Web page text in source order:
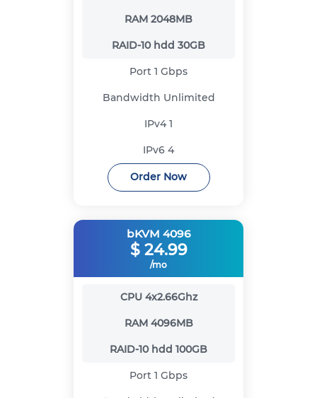
RAM 2048MB
RAID-10 hdd 30GB
Port 1 Gbps
Bandwidth Unlimited
IPv41
IPv6 4
Order Now
bKVM 4096
$ 24.99
/mo
CPU 4x2.66Ghz
RAM 4096MB
RAID-10 hdd 100GB
Port 1 Gbps